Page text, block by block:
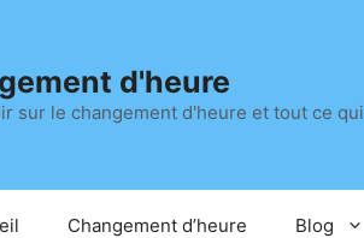
d'heure
sur le changement d'heure et tout ce
Changement d’heure Blog